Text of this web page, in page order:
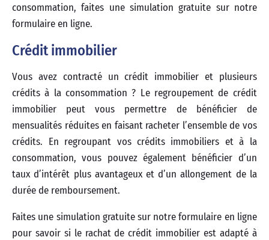
consommation, faites une simulation gratuite sur notre
formulaire en ligne.
Crédit immobilier
Vous avez contracté un crédit immobilier et plusieurs
crédits à la consommation ? Le regroupement de crédit
immobilier peut vous permettre de bénéficier de
mensualités réduites en faisant racheter l’ensemble de vos
crédits. En regroupant vos crédits immobiliers et à la
consommation, vous pouvez également bénéficier d’un
taux d’intérêt plus avantageux et d’un allongement de la
durée de remboursement.
Faites une simulation gratuite sur notre formulaire en ligne
pour savoir si le rachat de crédit immobilier est adapté à